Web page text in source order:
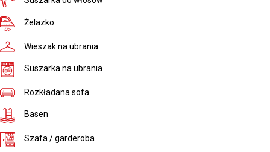
Żelazko
Wieszak na ubrania
Suszarka na ubrania
Rozkładana sofa
Basen
Szafa / garderoba